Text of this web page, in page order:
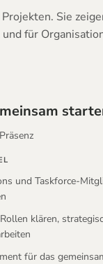
Sie
für
und Taskforce-
klären,
für das